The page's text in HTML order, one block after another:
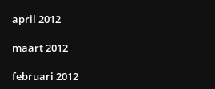
april 2012
maart 2012
februari 2012